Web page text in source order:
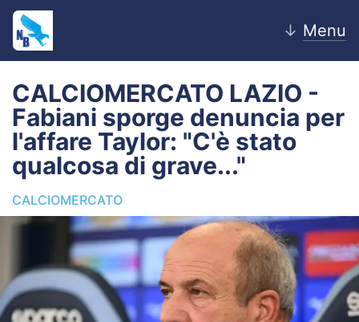
↓ Menu
Home
News
Editoriale
Pagelle
Settore Giovanile
Lazio Women
CALCIOMERCATO LAZIO -
Fabiani sporge denuncia per
l'affare Taylor: "C'è stato
qualcosa di grave..."
CALCIOMERCATO